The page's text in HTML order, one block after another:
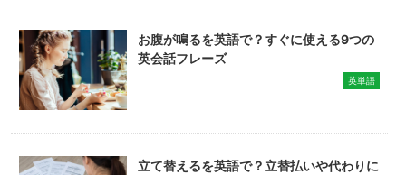
お腹が鳴るを英語で？すぐに使える9つの
英会話フレーズ
英単語
立て替えるを英語で？立替払いや代わりに